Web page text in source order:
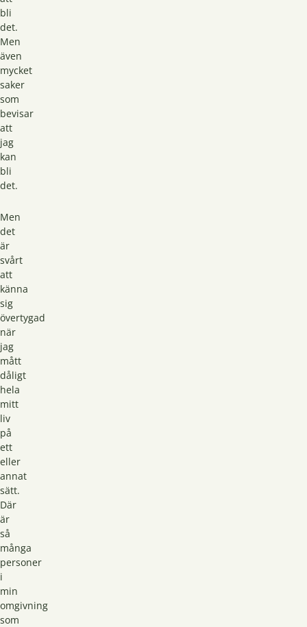
bli
det.
Men
även
mycket
saker
som
bevisar
att
jag
kan
bli
det.
Men
det
är
svårt
att
känna
sig
övertygad
när
jag
mått
dåligt
hela
mitt
liv
på
ett
eller
annat
sätt.
Där
är
så
många
personer
i
min
omgivning
som